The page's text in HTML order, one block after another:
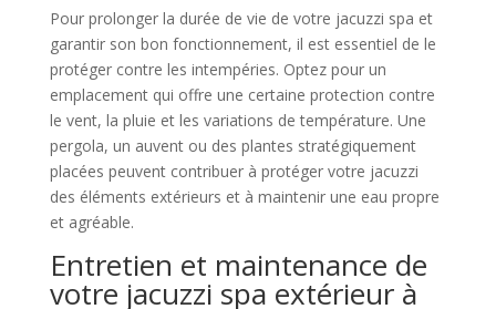
Pour prolonger la durée de vie de votre jacuzzi spa et
garantir son bon fonctionnement, il est essentiel de le
protéger contre les intempéries. Optez pour un
emplacement qui offre une certaine protection contre
le vent, la pluie et les variations de température. Une
pergola, un auvent ou des plantes stratégiquement
placées peuvent contribuer à protéger votre jacuzzi
des éléments extérieurs et à maintenir une eau propre
et agréable.
Entretien et maintenance de
votre jacuzzi spa extérieur à